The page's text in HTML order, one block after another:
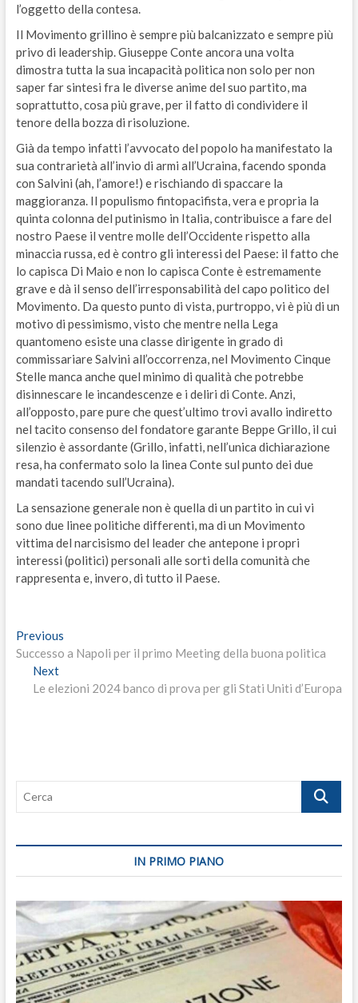
l’oggetto della contesa.
Il Movimento grillino è sempre più balcanizzato e sempre più
privo di leadership. Giuseppe Conte ancora una volta
dimostra tutta la sua incapacità politica non solo per non
saper far sintesi fra le diverse anime del suo partito, ma
soprattutto, cosa più grave, per il fatto di condividere il
tenore della bozza di risoluzione.
Già da tempo infatti l’avvocato del popolo ha manifestato la
sua contrarietà all’invio di armi all’Ucraina, facendo sponda
con Salvini (ah, l’amore!) e rischiando di spaccare la
maggioranza. Il populismo fintopacifista, vera e propria la
quinta colonna del putinismo in Italia, contribuisce a fare del
nostro Paese il ventre molle dell’Occidente rispetto alla
minaccia russa, ed è contro gli interessi del Paese: il fatto che
lo capisca Di Maio e non lo capisca Conte è estremamente
grave e dà il senso dell’irresponsabilità del capo politico del
Movimento. Da questo punto di vista, purtroppo, vi è più di un
motivo di pessimismo, visto che mentre nella Lega
quantomeno esiste una classe dirigente in grado di
commissariare Salvini all’occorrenza, nel Movimento Cinque
Stelle manca anche quel minimo di qualità che potrebbe
disinnescare le incandescenze e i deliri di Conte. Anzi,
all’opposto, pare pure che quest’ultimo trovi avallo indiretto
nel tacito consenso del fondatore garante Beppe Grillo, il cui
silenzio è assordante (Grillo, infatti, nell’unica dichiarazione
resa, ha confermato solo la linea Conte sul punto dei due
mandati tacendo sull’Ucraina).
La sensazione generale non è quella di un partito in cui vi
sono due linee politiche differenti, ma di un Movimento
vittima del narcisismo del leader che antepone i propri
interessi (politici) personali alle sorti della comunità che
rappresenta e, invero, di tutto il Paese.
Navigazione
articoli
PreviousPrevious
post:
Successo a Napoli per il primo Meeting della buona politica
NextNext
post:
Le elezioni 2024 banco di prova per gli Stati Uniti d’Europa
Cerca
IN PRIMO PIANO